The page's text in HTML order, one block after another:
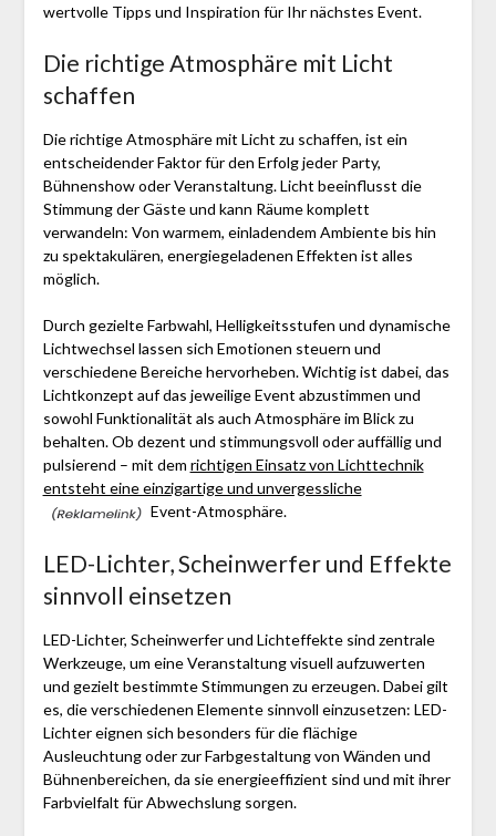
wertvolle Tipps und Inspiration für Ihr nächstes Event.
Die richtige Atmosphäre mit Licht
schaffen
Die richtige Atmosphäre mit Licht zu schaffen, ist ein
entscheidender Faktor für den Erfolg jeder Party,
Bühnenshow oder Veranstaltung. Licht beeinflusst die
Stimmung der Gäste und kann Räume komplett
verwandeln: Von warmem, einladendem Ambiente bis hin
zu spektakulären, energiegeladenen Effekten ist alles
möglich.
Durch gezielte Farbwahl, Helligkeitsstufen und dynamische
Lichtwechsel lassen sich Emotionen steuern und
verschiedene Bereiche hervorheben. Wichtig ist dabei, das
Lichtkonzept auf das jeweilige Event abzustimmen und
sowohl Funktionalität als auch Atmosphäre im Blick zu
behalten. Ob dezent und stimmungsvoll oder auffällig und
pulsierend – mit dem richtigen Einsatz von Lichttechnik
entsteht eine einzigartige und unvergessliche
Event-Atmosphäre.
LED-Lichter, Scheinwerfer und Effekte
sinnvoll einsetzen
LED-Lichter, Scheinwerfer und Lichteffekte sind zentrale
Werkzeuge, um eine Veranstaltung visuell aufzuwerten
und gezielt bestimmte Stimmungen zu erzeugen. Dabei gilt
es, die verschiedenen Elemente sinnvoll einzusetzen: LED-
Lichter eignen sich besonders für die flächige
Ausleuchtung oder zur Farbgestaltung von Wänden und
Bühnenbereichen, da sie energieeffizient sind und mit ihrer
Farbvielfalt für Abwechslung sorgen.